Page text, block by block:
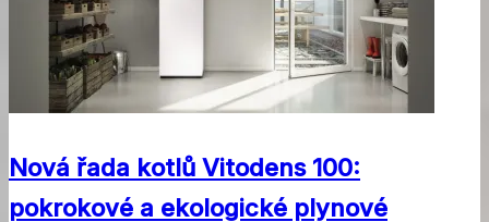
Nová řada kotlů Vitodens 100:
pokrokové a ekologické plynové